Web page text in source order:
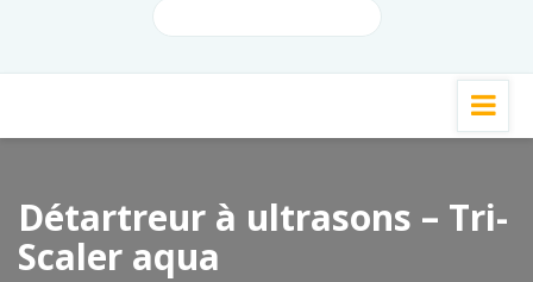
Détartreur à ultrasons – Tri-
Scaler aqua